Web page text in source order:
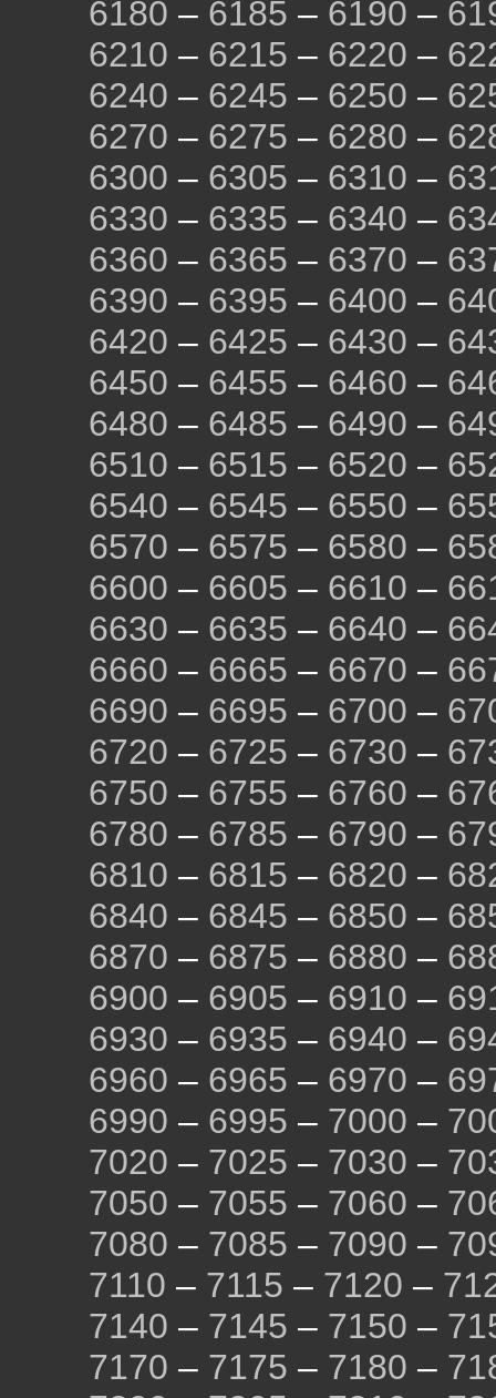
6180 – 6185 – 6190 –
6210 – 6215 – 6220 –
6240 – 6245 – 6250 –
6270 – 6275 – 6280 –
6300 – 6305 – 6310 –
6330 – 6335 – 6340 –
6360 – 6365 – 6370 –
6390 – 6395 – 6400 –
6420 – 6425 – 6430 –
6450 – 6455 – 6460 –
6480 – 6485 – 6490 –
6510 – 6515 – 6520 –
6540 – 6545 – 6550 –
6570 – 6575 – 6580 –
6600 – 6605 – 6610 –
6630 – 6635 – 6640 –
6660 – 6665 – 6670 –
6690 – 6695 – 6700 –
6720 – 6725 – 6730 –
6750 – 6755 – 6760 –
6780 – 6785 – 6790 –
6810 – 6815 – 6820 –
6840 – 6845 – 6850 –
6870 – 6875 – 6880 –
6900 – 6905 – 6910 –
6930 – 6935 – 6940 –
6960 – 6965 – 6970 –
6990 – 6995 – 7000 –
7020 – 7025 – 7030 –
7050 – 7055 – 7060 –
7080 – 7085 – 7090 –
7110 – 7115 – 7120 –
7140 – 7145 – 7150 –
7170 – 7175 – 7180 –